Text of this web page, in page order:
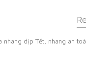
nhang dịp Tết, nhang an